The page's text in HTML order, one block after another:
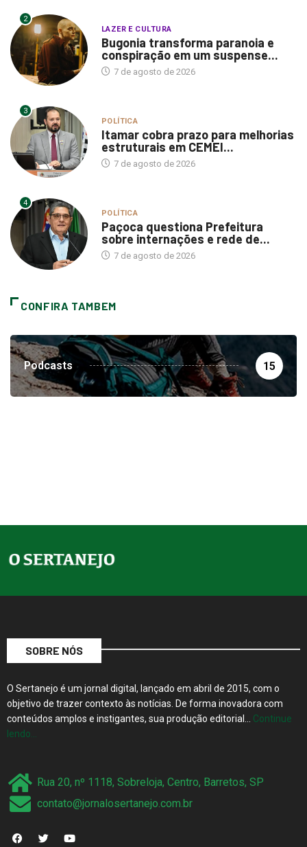
2
LAZER E CULTURA
Bugonia transforma paranoia e
conspiração em um suspense...
7 de agosto de 2026
3
POLÍTICA
Itamar cobra prazo para melhorias
estruturais em CEMEI...
7 de agosto de 2026
4
POLÍTICA
Paçoca questiona Prefeitura
sobre internações e rede de...
7 de agosto de 2026
CONFIRA TAMBEM
Podcasts 15
SOBRE NÓS
O Sertanejo é um jornal digital, lançado em abril de 2015, com o
objetivo de trazer contexto às notícias. De forma inovadora com
conteúdos amplos e instigantes, sua produção editorial… Continue
lendo…
Rua 20, nº 1118, Sobreloja, Centro, Barretos, SP
contato@jornalosertanejo.com.br